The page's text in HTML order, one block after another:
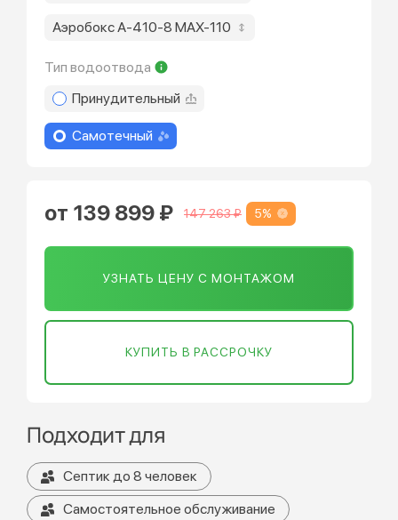
Аэробокс А-410-8 MAX-110
Тип водоотвода
Принудительный
Самотечный
от 139 899 ₽ 147 263 ₽ 5%
УЗНАТЬ ЦЕНУ С МОНТАЖОМ
КУПИТЬ В РАССРОЧКУ
Подходит для
Септик до 8 человек
Самостоятельное обслуживание